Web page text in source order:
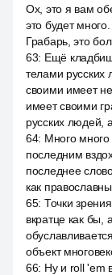
Ох, это я вам
это будет
Грабарь, это
63: Ещё
телами русских
своими имеет
имеет своими
русских людей,
64: Много много
последним
последнее
как
65: Точки
вкратце как бы,
объект
66: Ну и roll 'em